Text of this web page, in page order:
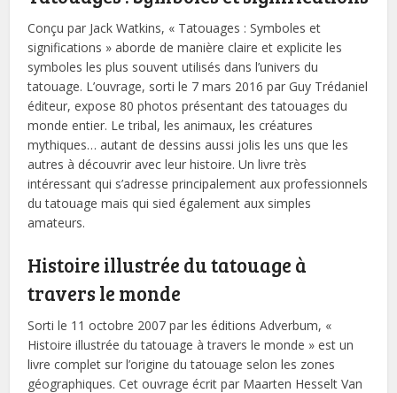
Conçu par Jack Watkins, « Tatouages : Symboles et
significations » aborde de manière claire et explicite les
symboles les plus souvent utilisés dans l’univers du
tatouage. L’ouvrage, sorti le 7 mars 2016 par Guy Trédaniel
éditeur, expose 80 photos présentant des tatouages du
monde entier. Le tribal, les animaux, les créatures
mythiques… autant de dessins aussi jolis les uns que les
autres à découvrir avec leur histoire. Un livre très
intéressant qui s’adresse principalement aux professionnels
du tatouage mais qui sied également aux simples
amateurs.
Histoire illustrée du tatouage à
travers le monde
Sorti le 11 octobre 2007 par les éditions Adverbum, «
Histoire illustrée du tatouage à travers le monde » est un
livre complet sur l’origine du tatouage selon les zones
géographiques. Cet ouvrage écrit par Maarten Hesselt Van